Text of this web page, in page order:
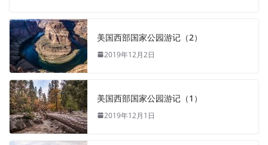
美国西部国家公园游记（2）
2019年12月2日
美国西部国家公园游记（1）
2019年12月1日